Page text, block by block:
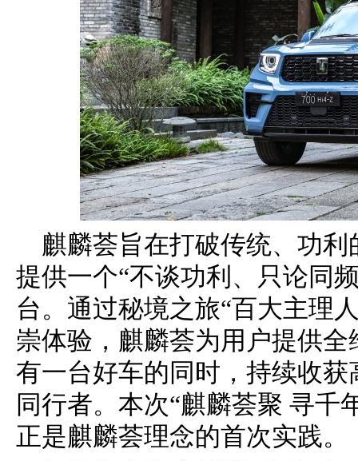
麒麟荟旨在打破传统、功
提供一个“不谈功利、只论同
台。通过秘境之旅“百大主理
崇体验，麒麟荟为用户提供
有一台好车的同时，持续收
同行者。本次“麒麟荟聚 寻千
正是麒麟荟理念的首次实践。